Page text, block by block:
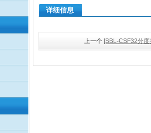
详细信息
上一个 [SBL-CSF32分